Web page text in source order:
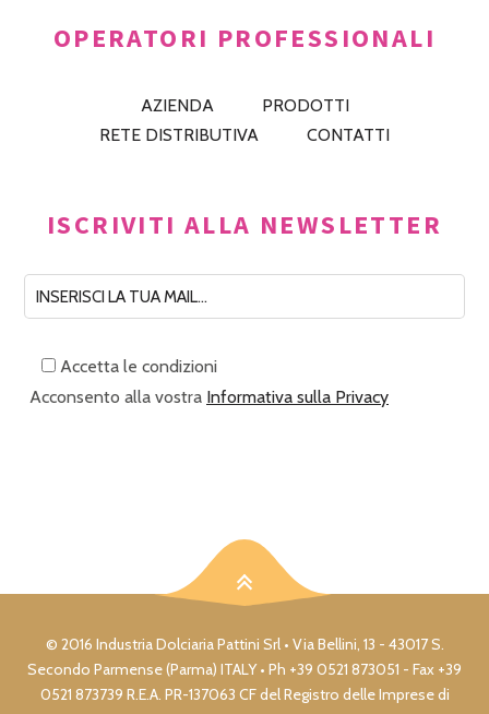
OPERATORI PROFESSIONALI
AZIENDA
PRODOTTI
RETE DISTRIBUTIVA
CONTATTI
ISCRIVITI ALLA NEWSLETTER
Accetta le condizioni
Acconsento alla vostra Informativa sulla Privacy
© 2016 Industria Dolciaria Pattini Srl • Via Bellini, 13 - 43017 S.
Secondo Parmense (Parma) ITALY • Ph +39 0521 873051 - Fax +39
0521 873739 R.E.A. PR-137063 CF del Registro delle Imprese di